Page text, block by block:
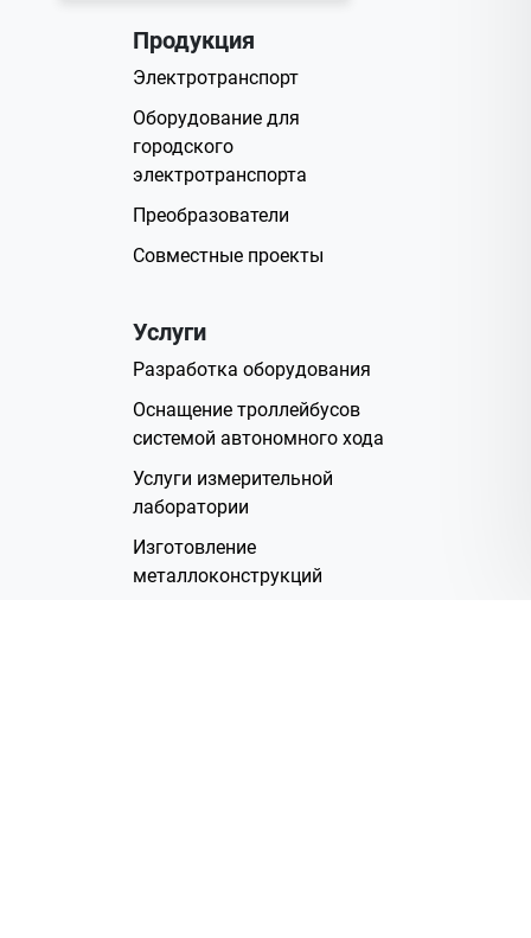
Продукция
Электротранспорт
Оборудование для
городского
электротранспорта
Преобразователи
Совместные проекты
Услуги
Разработка оборудования
Оснащение троллейбусов
системой автономного хода
Услуги измерительной
лаборатории
Изготовление
металлоконструкций